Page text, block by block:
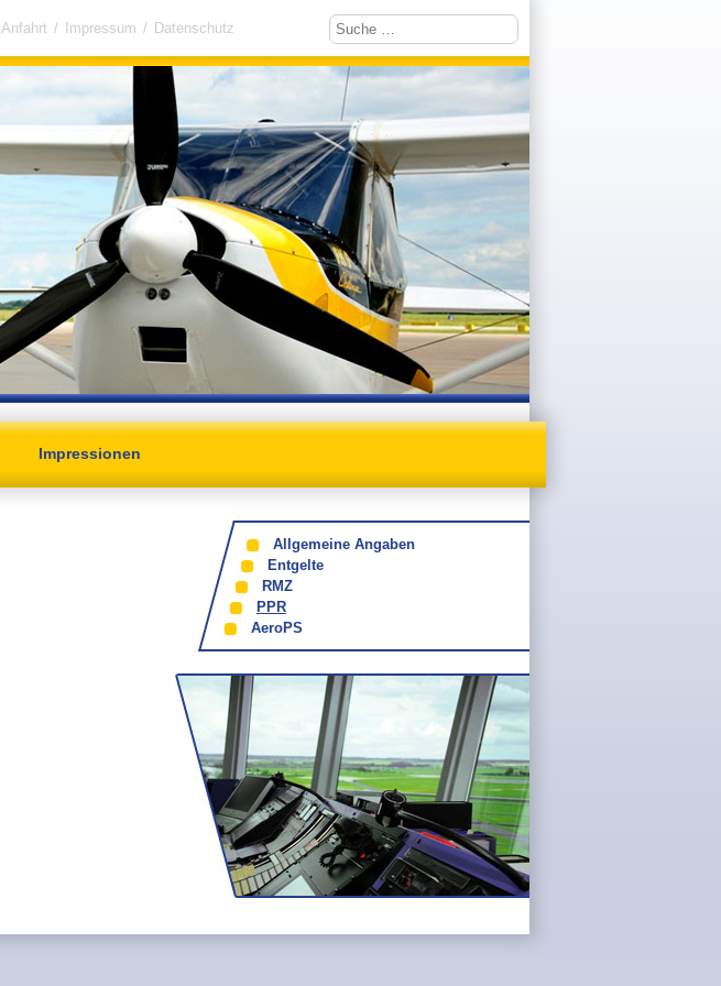
Anfahrt / Impressum / Datenschutz
Impressionen
Allgemeine Angaben
Entgelte
RMZ
PPR
AeroPS